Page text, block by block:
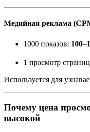
Медийная реклама
1000 показов:
1 просмотр
Используется для
Почему цена
высокой